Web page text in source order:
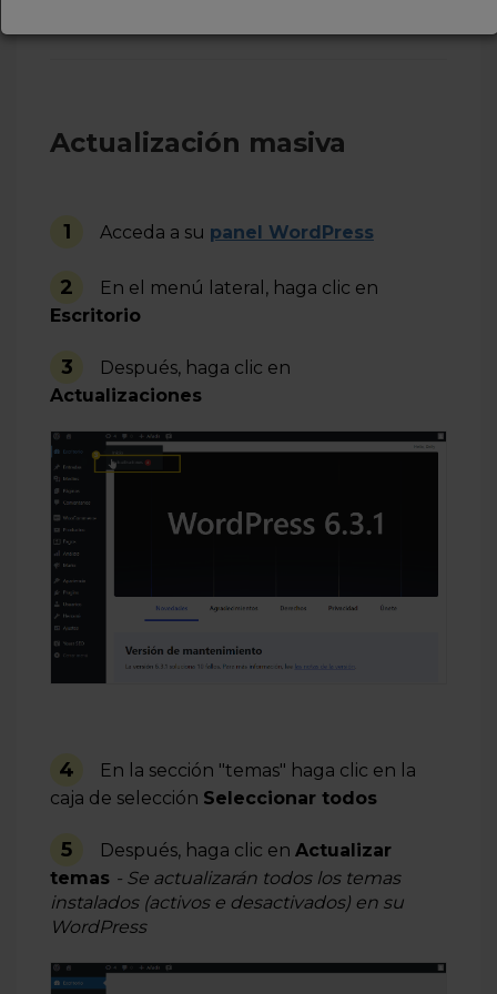
Actualización masiva
1 Acceda a su panel WordPress
2
En el menú lateral, haga clic en
Escritorio
3
Después, haga clic en
Actualizaciones
4
En la sección "temas" haga clic en la
caja de selección Seleccionar todos
5 Después, haga clic en Actualizar
temas - Se actualizarán todos los temas
instalados (activos e desactivados) en su
WordPress